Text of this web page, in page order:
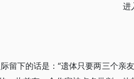
进
留下的话是：“遗体只要两三个亲